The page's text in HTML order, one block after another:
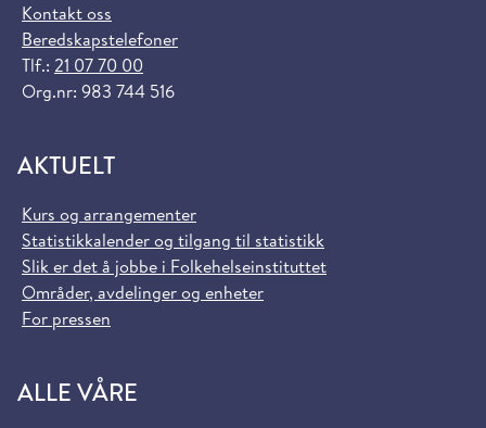
Kontakt oss
Beredskapstelefoner
Tlf.: 21 07 70 00
Org.nr: 983 744 516
AKTUELT
Kurs og arrangementer
Statistikkalender og tilgang til statistikk
Slik er det å jobbe i Folkehelseinstituttet
Områder, avdelinger og enheter
For pressen
ALLE VÅRE